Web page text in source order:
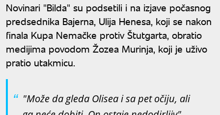
Novinari "Bilda" su podsetili i na izjave počasnog
predsednika Bajerna, Ulija Henesa, koji se nakon
finala Kupa Nemačke protiv Štutgarta, obratio
medijima povodom Žozea Murinja, koji je uživo
pratio utakmicu.
"Može da gleda Olisea i sa pet očiju, ali